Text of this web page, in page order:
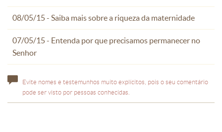
08/05/15 - Saiba mais sobre a riqueza da maternidade
07/05/15 - Entenda por que precisamos permanecer no
Senhor
Evite nomes e testemunhos muito explícitos, pois o seu comentário
pode ser visto por pessoas conhecidas.